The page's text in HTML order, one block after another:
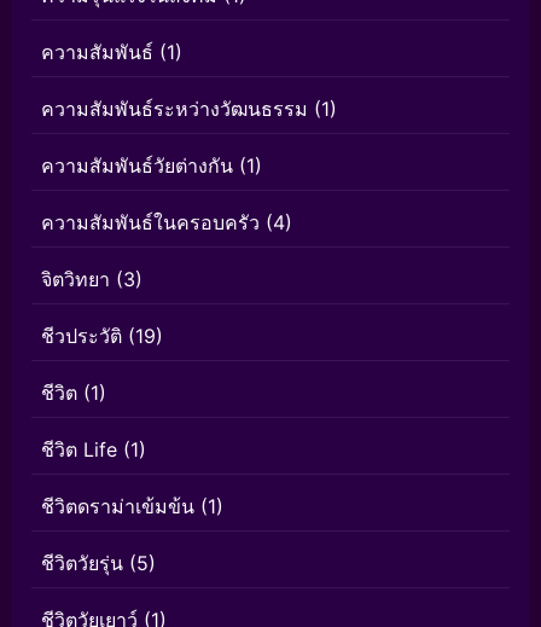
ความสัมพันธ์ (1)
ความสัมพันธ์ระหว่างวัฒนธรรม (1)
ความสัมพันธ์วัยต่างกัน (1)
ความสัมพันธ์ในครอบครัว (4)
จิตวิทยา (3)
ชีวประวัติ (19)
ชีวิต (1)
ชีวิต Life (1)
ชีวิตดราม่าเข้มข้น (1)
ชีวิตวัยรุ่น (5)
ชีวิตวัยเยาว์ (1)